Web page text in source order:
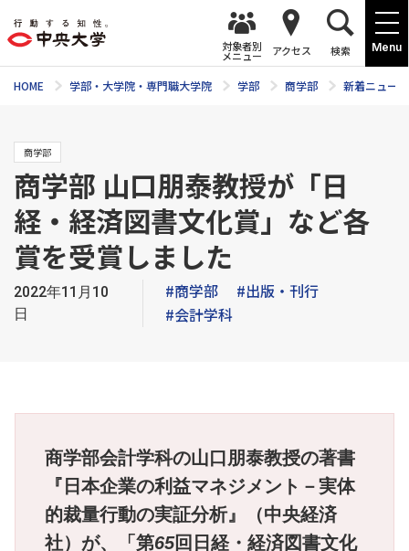
Menu
対象者別
メニュー アクセス 検索
HOME 学部・大学院・専門職大学院 学部 商学部 新着ニュース
商学部
商学部 山口朋泰教授が「日
経・経済図書文化賞」など各
賞を受賞しました
2022年11月10
日
#商学部
#出版・刊行
#会計学科
商学部会計学科の山口朋泰教授の著書
『日本企業の利益マネジメント－実体
的裁量行動の実証分析』（中央経済
社）が、「第65回日経・経済図書文化